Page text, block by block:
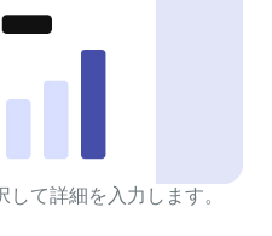
て詳細を入力します。